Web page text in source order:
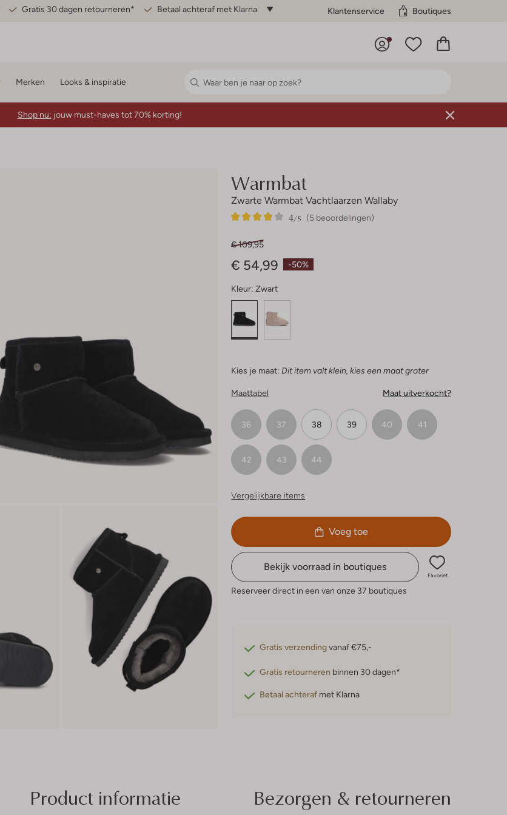
Gratis 30 dagen retourneren* Betaal achteraf met Klarna Klantenservice Boutiques
Merken Looks & inspiratie
Shop nu: jouw must-haves tot 70% korting!
Warmbat
Zwarte Warmbat Vachtlaarzen Wallaby
(5 beoordelingen)
4/5
5
4
-50%
€ 109,95
€ 54,99
Kleur: Zwart
Kies je maat: Dit item valt klein, kies een maat groter
Maattabel Maat uitverkocht?
36 37 38 39 40 41
42 43 44
Vergelijkbare items
Voeg toe
Bekijk voorraad in boutiques
Favoriet
Reserveer direct in een van onze 37 boutiques
Gratis verzendingvanaf €75,-
Gratis retourneren binnen 30 dagen*
Betaal achteraf met Klarna
Product informatie Bezorgen & retourneren